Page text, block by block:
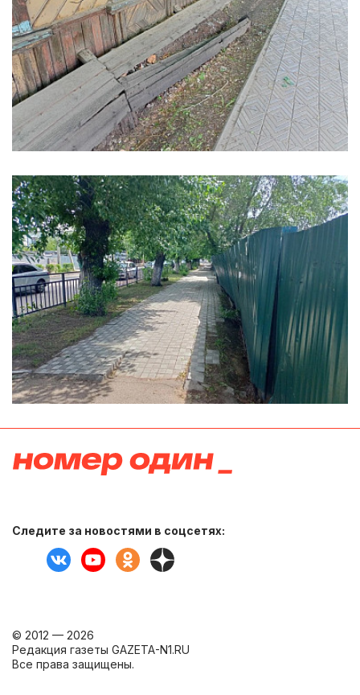
Следите за новостями в соцсетях:
© 2012 — 2026
Редакция газеты GAZETA-N1.RU
Все права защищены.